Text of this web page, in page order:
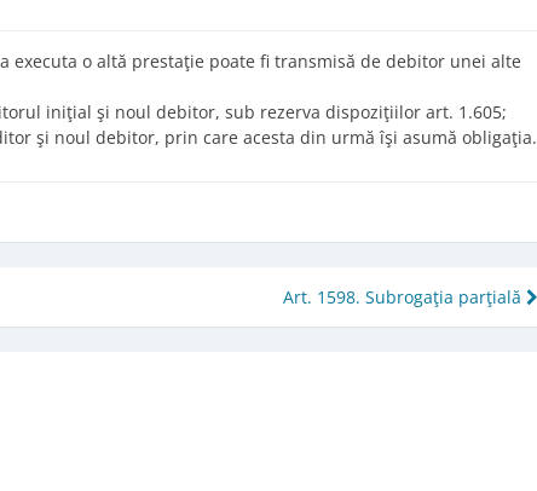
executa o altă prestaţie poate fi transmisă de debitor unei alte
iniţial şi noul debitor, sub rezerva dispoziţiilor art. 1.605;
şi noul debitor, prin care acesta din urmă îşi asumă obligaţia.
Art. 1598. Subrogaţia parţială